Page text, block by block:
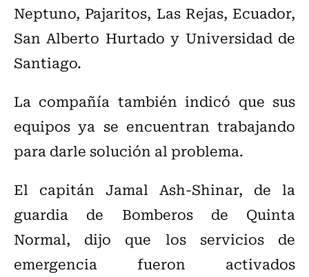
Neptuno, Pajaritos, Las Rejas, Ecuador,
San Alberto Hurtado y Universidad de
Santiago.
La compañía también indicó que sus
equipos ya se encuentran trabajando
para darle solución al problema.
El capitán Jamal Ash-Shinar, de la
guardia de Bomberos de Quinta
Normal, dijo que los servicios de
emergencia fueron activados